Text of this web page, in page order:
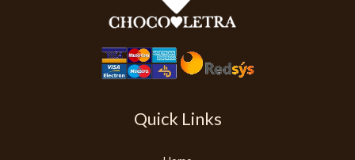
Quick Links